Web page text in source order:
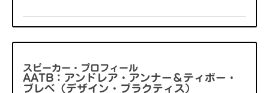
スピーカー・プロフィール
AATB：アンドレア・アンナー＆ティボー・
ブレべ（デザイン・プラクティス）